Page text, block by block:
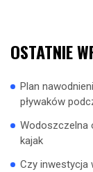
OSTATNIE
Plan
pływaków
Wodoszczelna
kajak
Czy inwestycja